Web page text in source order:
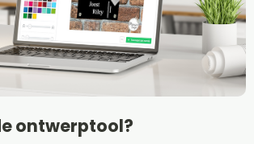
ontwerptool?